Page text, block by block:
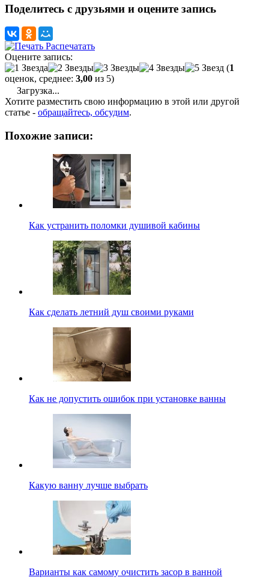
Поделитесь с друзьями и оцените запись
Распечатать
Оцените запись:
(1
оценок, среднее: 3,00 из 5)
Загрузка...
Хотите разместить свою информацию в этой или другой
статье - обращайтесь, обсудим.
Похожие записи:
Как устранить поломки душивой кабины
Как сделать летний душ своими руками
Как не допустить ошибок при установке ванны
Какую ванну лучше выбрать
Варианты как самому очистить засор в ванной